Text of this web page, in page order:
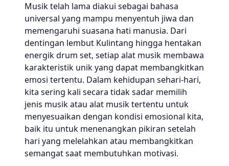
Musik telah lama diakui sebagai bahasa
universal yang mampu menyentuh jiwa dan
memengaruhi suasana hati manusia. Dari
dentingan lembut Kulintang hingga hentakan
energik drum set, setiap alat musik membawa
karakteristik unik yang dapat membangkitkan
emosi tertentu. Dalam kehidupan sehari-hari,
kita sering kali secara tidak sadar memilih
jenis musik atau alat musik tertentu untuk
menyesuaikan dengan kondisi emosional kita,
baik itu untuk menenangkan pikiran setelah
hari yang melelahkan atau membangkitkan
semangat saat membutuhkan motivasi.